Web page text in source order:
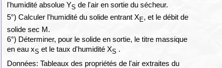
l'humidité absolue YS de l'air en sortie du sécheur.
5°) Calculer l'humidité du solide entrant XE, et le débit de
solide sec M.
6°) Déterminer, pour le solide en sortie, le titre massique
en eau xS et le taux d'humidité XS .
Données: Tableaux des propriétés de l'air extraites du